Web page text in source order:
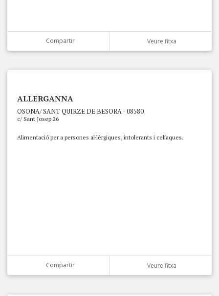
Compartir Veure fitxa
ALLERGANNA
OSONA/ SANT QUIRZE DE BESORA - 08580
c/ Sant Josep 26
Alimentació per a persones al·lèrgiques, intolerants i celíaques.
Compartir Veure fitxa